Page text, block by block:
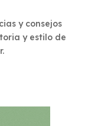
y consejos
y estilo de